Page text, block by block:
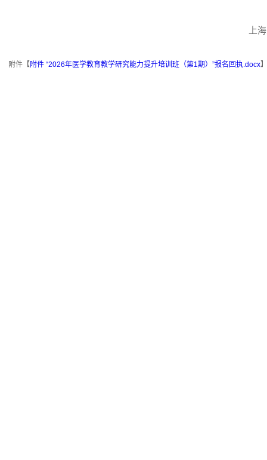
上
附件【附件 “2026年医学教育教学研究能力提升培训班（第1期）”报名回执.docx